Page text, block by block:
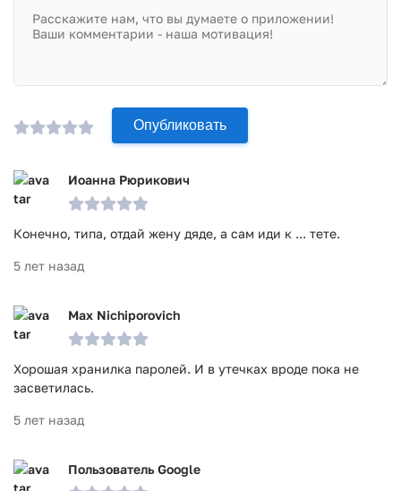
Password Manager:
Сгенерируйте новые для себя пароли и
воспользуйтесь ими
Приложение Norton Password Manager имеет очень
приятный дизайн
логины, электронные почты и прочую важную
информацию
Воспользуйтесь настройками приложения
Приложение Norton Password Manager прошло проверку
Опубликовать
Иоанна Рюрикович
Конечно, типа, отдай жену дяде, а сам иди к ... тете.
5 лет назад
Max Nichiporovich
Хорошая хранилка паролей. И в утечках вроде пока не
засветилась.
5 лет назад
Пользователь Google